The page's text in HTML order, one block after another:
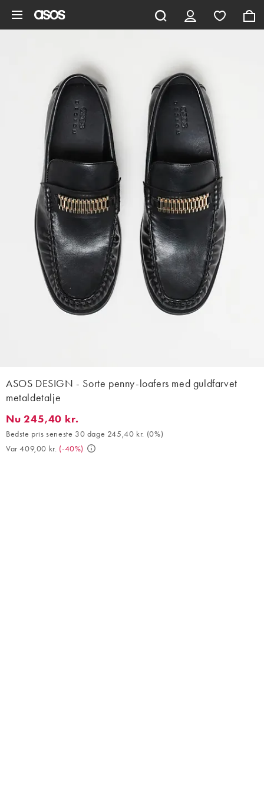
ASOS DESIGN - Sorte penny-loafers med guldfarvet
metaldetalje
Nu 245,40 kr.. Bedste pris seneste 30 dage 245,40 kr. (0%).
Nu 245,40 kr.
Bedste pris seneste 30 dage 245,40 kr. (0%)
Var 409,00 kr. (-40%)